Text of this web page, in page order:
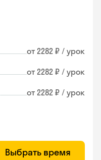
от 2282 ₽ / урок
от 2282 ₽ / урок
от 2282 ₽ / урок
Выбрать время